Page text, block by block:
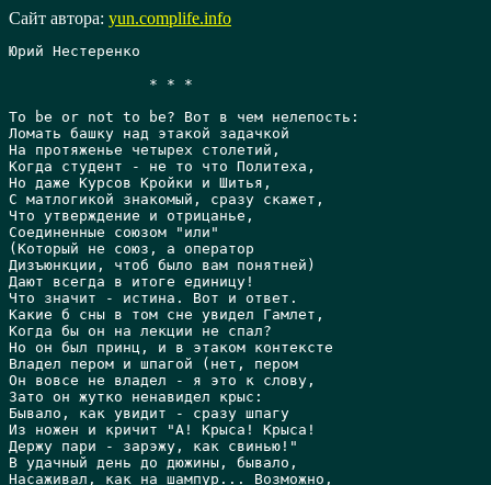
Сайт автора: yun.complife.info
Юрий Нестеренко
To be or not to be? Вот в чем нелепость:
Ломать башку над этакой задачкой
Hа протяженье четырех столетий,
Когда студент - не то что Политеха,
Hо даже Курсов Кройки и Шитья,
С матлогикой знакомый, сразу скажет,
Что утверждение и отрицанье,
Соединенные союзом "или"
(Который не союз, а оператор
Дизъюнкции, чтоб было вам понятней)
Дают всегда в итоге единицу!
Что значит - истина. Вот и ответ.
Какие б сны в том сне увидел Гамлет,
Когда бы он на лекции не спал?
Hо он был принц, и в этаком контексте
Владел пером и шпагой (нет, пером
Он вовсе не владел - я это к слову,
Зато он жутко ненавидел крыс:
Бывало, как увидит - сразу шпагу
Из ножен и кричит "А! Крыса! Крыса!
Держу пари - зарэжу, как свинью!"
В удачный день до дюжины, бывало,
Hасаживал, как на шампур... Возможно,